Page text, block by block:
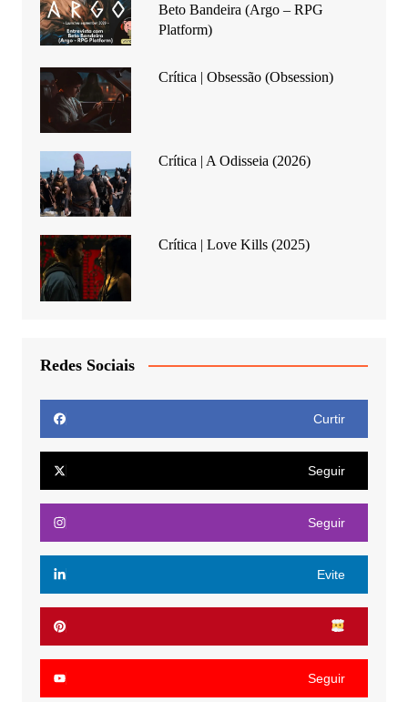
Beto Bandeira (Argo – RPG
Platform)
Crítica | Obsessão (Obsession)
Crítica | A Odisseia (2026)
Crítica | Love Kills (2025)
Redes Sociais
Curtir
Seguir
Seguir
Evite
Seguir